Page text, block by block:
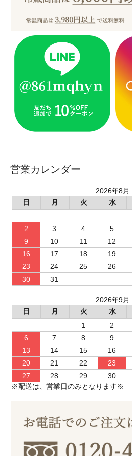
営業カレンダー
2026年8月
日
月 火 水
2
3 4 5
9
10 11 12
16
17 18 19
23
24 25 26
30
31
2026年9月
日
月 火 水
1
2
6
7 8 9
13
14 15 16
20
21 22 23
27
28 29
30
※配送は、営業日のみとなります※